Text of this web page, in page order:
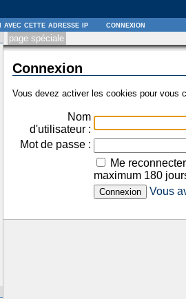
page spéciale
Connexion
Vous devez activer les cookies pour vous
Nom
d'utilisateur :
Mot de passe :
Me
maximum 180
Vous
avec cette adresse ip connexion